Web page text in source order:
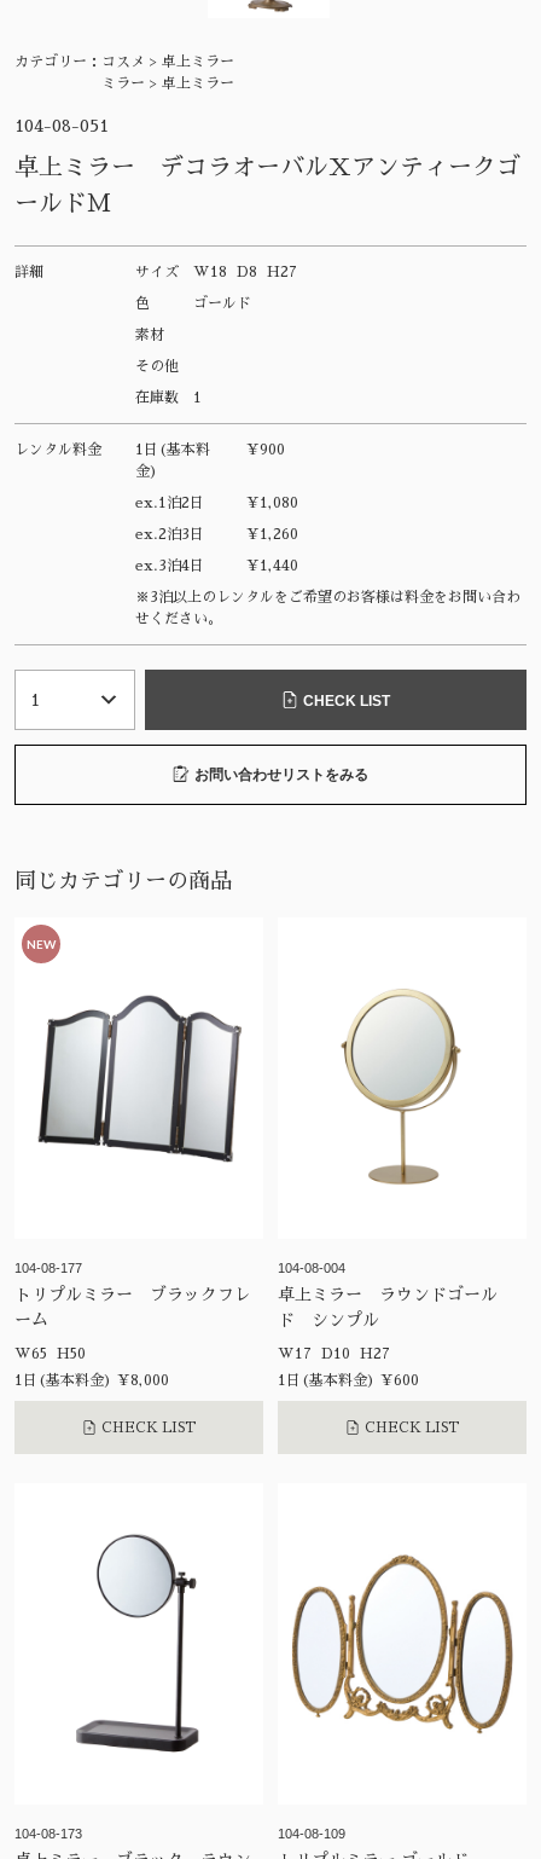
カテゴリー： コスメ > 卓上ミラー
ミラー > 卓上ミラー
104-08-051
卓上ミラー デコラオーバルXアンティークゴ
ールドＭ
詳細 サイズ W18 D8 H27
色 ゴールド
素材
その他
在庫数 1
レンタル料金
1日(基本料
金)
¥900
ex.1泊2日 ¥1,080
ex.2泊3日 ¥1,260
ex.3泊4日 ¥1,440
※3泊以上のレンタルをご希望のお客様は料金をお問い合わ
せください。
CHECK LIST
お問い合わせリストをみる
同じカテゴリーの商品
NEW
104-08-177
トリプルミラー ブラックフレ
ーム
W65 H50
1日(基本料金) ¥8,000
CHECK LIST
104-08-004
卓上ミラー ラウンドゴール
ド シンプル
W17 D10 H27
1日(基本料金) ¥600
CHECK LIST
104-08-173 104-08-109